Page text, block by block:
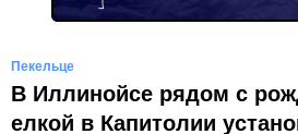
Пекельце
В Иллинойсе рядом с
елкой в Капитолии